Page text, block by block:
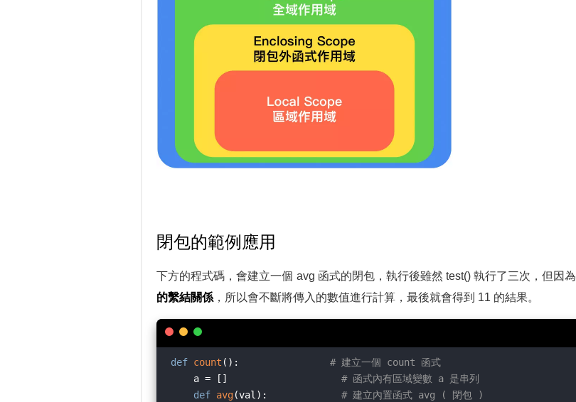
閉包的範例應用
下方的程式碼，會建立一個 avg 函式的閉包，執行後雖然 test() 執行了三次，但因為
的繫結關係 ，所以會不斷將傳入的數值進行計算，最後就會得到 11 的結果。
def count ():
# 建立一個 count 函式
    a = []
# 函式內有區域變數 a 是串列
def avg(val):
# 建立內置函式 avg ( 閉包 )